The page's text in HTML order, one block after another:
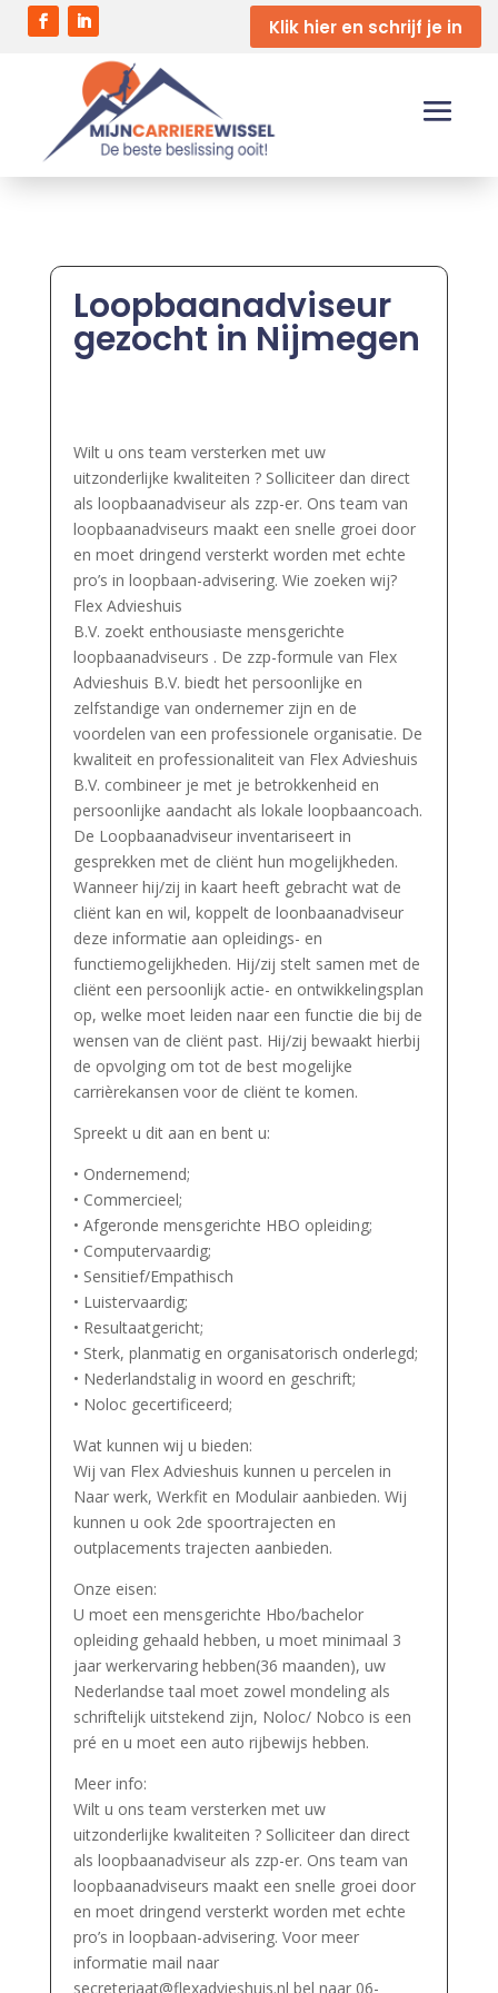
Klik hier en schrijf je in
Loopbaanadviseur
gezocht in Nijmegen
Wilt u ons team versterken met uw
uitzonderlijke kwaliteiten ? Solliciteer dan direct
als loopbaanadviseur als zzp-er. Ons team van
loopbaanadviseurs maakt een snelle groei door
en moet dringend versterkt worden met echte
pro’s in loopbaan-advisering. Wie zoeken wij?
Flex Advieshuis
B.V. zoekt enthousiaste mensgerichte
loopbaanadviseurs . De zzp-formule van Flex
Advieshuis B.V. biedt het persoonlijke en
zelfstandige van ondernemer zijn en de
voordelen van een professionele organisatie. De
kwaliteit en professionaliteit van Flex Advieshuis
B.V. combineer je met je betrokkenheid en
persoonlijke aandacht als lokale loopbaancoach.
De Loopbaanadviseur inventariseert in
gesprekken met de cliënt hun mogelijkheden.
Wanneer hij/zij in kaart heeft gebracht wat de
cliënt kan en wil, koppelt de loonbaanadviseur
deze informatie aan opleidings- en
functiemogelijkheden. Hij/zij stelt samen met de
cliënt een persoonlijk actie- en ontwikkelingsplan
op, welke moet leiden naar een functie die bij de
wensen van de cliënt past. Hij/zij bewaakt hierbij
de opvolging om tot de best mogelijke
carrièrekansen voor de cliënt te komen.
Spreekt u dit aan en bent u:
• Ondernemend;
• Commercieel;
• Afgeronde mensgerichte HBO opleiding;
• Computervaardig;
• Sensitief/Empathisch
• Luistervaardig;
• Resultaatgericht;
• Sterk, planmatig en organisatorisch onderlegd;
• Nederlandstalig in woord en geschrift;
• Noloc gecertificeerd;
Wat kunnen wij u bieden:
Wij van Flex Advieshuis kunnen u percelen in
Naar werk, Werkfit en Modulair aanbieden. Wij
kunnen u ook 2de spoortrajecten en
outplacements trajecten aanbieden.
Onze eisen:
U moet een mensgerichte Hbo/bachelor
opleiding gehaald hebben, u moet minimaal 3
jaar werkervaring hebben(36 maanden), uw
Nederlandse taal moet zowel mondeling als
schriftelijk uitstekend zijn, Noloc/ Nobco is een
pré en u moet een auto rijbewijs hebben.
Meer info:
Wilt u ons team versterken met uw
uitzonderlijke kwaliteiten ? Solliciteer dan direct
als loopbaanadviseur als zzp-er. Ons team van
loopbaanadviseurs maakt een snelle groei door
en moet dringend versterkt worden met echte
pro’s in loopbaan-advisering. Voor meer
informatie mail naar
secreteriaat@flexadvieshuis.nl bel naar 06-